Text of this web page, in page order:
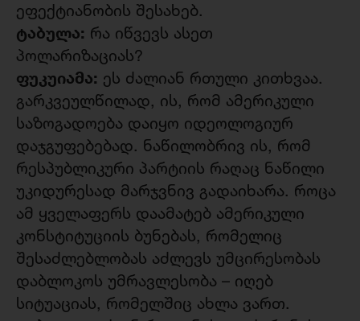
ეფექტიანობის შესახებ.
ტაბულა: რა იწვევს ასეთ
პოლარიზაციას?
ფუკუიამა: ეს ძალიან რთული კითხვაა.
გარკვეულწილად, ის, რომ ამერიკული
საზოგადოება დაიყო იდეოლოგიურ
დაჯგუფებებად. ნაწილობრივ ის, რომ
რესპუბლიკური პარტიის რაღაც ნაწილი
უკიდურესად მარჯვნივ გადაიხარა. როცა
ამ ყველაფერს დაამატებ ამერიკული
კონსტიტუციის ბუნებას, რომელიც
შესაძლებლობას აძლევს უმცირესობას
დაბლოკოს უმრავლესობა – იღებ
სიტუაციას, რომელშიც ახლა ვართ.